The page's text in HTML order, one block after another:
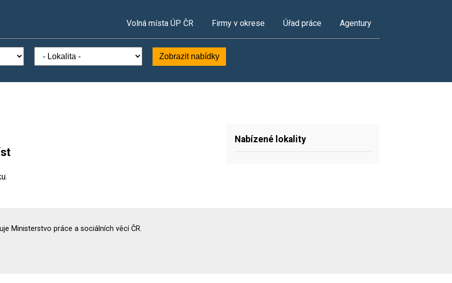
Volná místa ÚP ČR Firmy v okrese Úřad práce Agentury
Zobrazit nabídky
Nabízené lokality
Ministerstvo práce a sociálních věcí ČR.